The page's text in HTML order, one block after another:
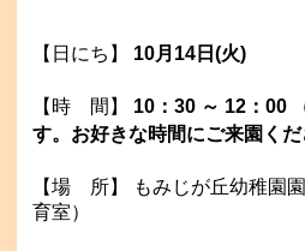
【日にち】 10月14 日(火)
【 時 間】
10：30 ～ 12：00
す。お好きな時間にご来園くだ
【場 所】 もみじが丘幼稚園
育室）